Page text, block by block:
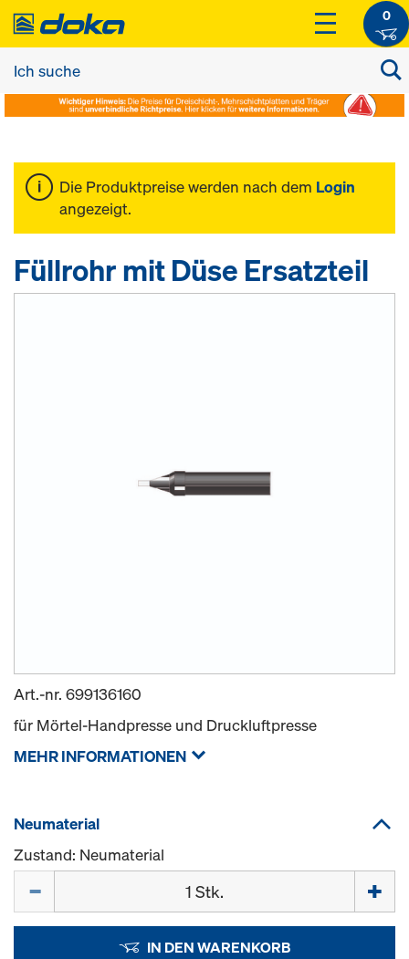
0
Die Produktpreise werden nach dem Login
angezeigt.
Füllrohr mit Düse Ersatzteil
Art.-nr. 699136160
für Mörtel-Handpresse und Druckluftpresse
MEHR INFORMATIONEN
Neumaterial
Zustand: Neumaterial
IN DEN WARENKORB